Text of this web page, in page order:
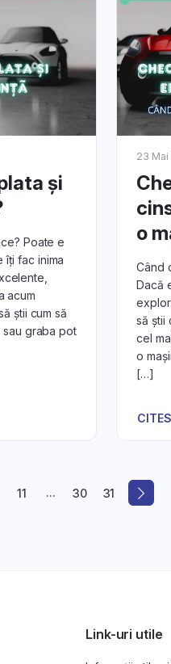
şi
Poate e
îți fac inima
acum
știi cum să
sau graba pot
23
o
Când
Dacă
să știi
cel
o
[…]
11 ... 30 31
Link-uri utile